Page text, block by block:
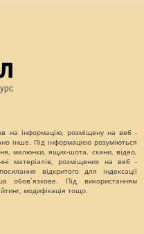
на інформацію, розміщену на веб -
інше. Під інформацією розуміються
малюнки, ящик-шота, скани, відео,
матеріалів, розміщених на веб -
відкритого для індексації
обов`язкове. Під використанням
модифікація тощо.